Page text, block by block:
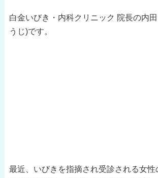
白金いびき・内科クリニック 院長の内
うじ)です。
最近、いびきを指摘され受診される女性